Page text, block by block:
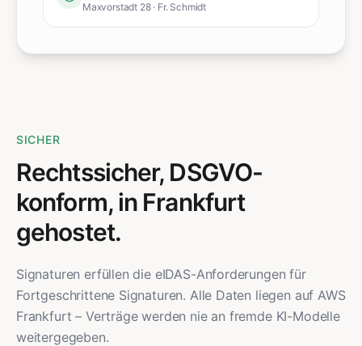
Maxvorstadt 28 · Fr. Schmidt
SICHER
Rechtssicher, DSGVO-
konform, in Frankfurt
gehostet.
Signaturen erfüllen die eIDAS-Anforderungen für
Fortgeschrittene Signaturen. Alle Daten liegen auf AWS
Frankfurt – Verträge werden nie an fremde KI-Modelle
weitergegeben.